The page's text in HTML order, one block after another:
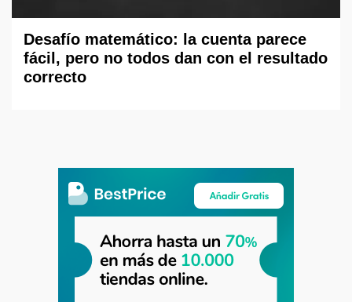
Desafío matemático: la cuenta parece
fácil, pero no todos dan con el resultado
correcto